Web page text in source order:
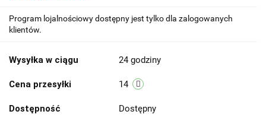
Program lojalnościowy dostępny jest tylko dla zalogowanych
klientów.
Wysyłka w ciągu 24 godziny
Cena przesyłki 14
Dostępność Dostępny